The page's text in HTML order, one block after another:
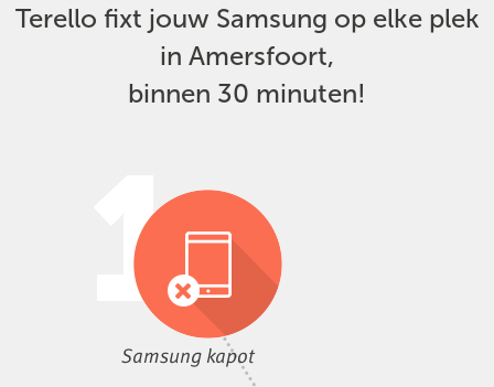
Terello fixt jouw Samsung op elke plek
in Amersfoort,
binnen 30 minuten!
Samsung kapot